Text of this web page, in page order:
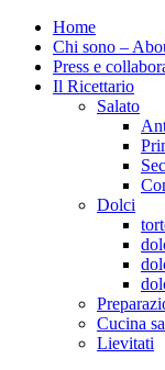
Home
Chi sono –
Press e
Il Ricettario
Salato
Dolci
Cucina
Lievitati